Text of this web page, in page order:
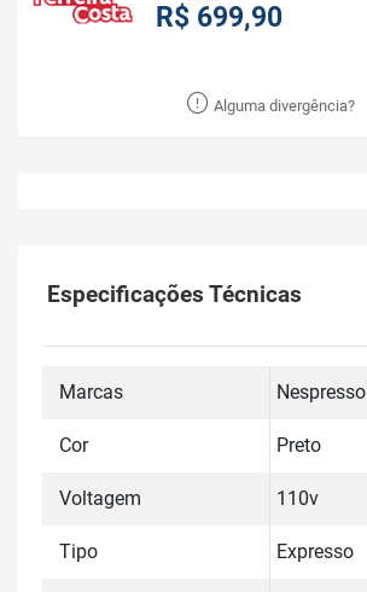
R$ 699,90
Alguma divergência?
Especificações Técnicas
Marcas Nespresso
Cor Preto
Voltagem 110v
Tipo Expresso